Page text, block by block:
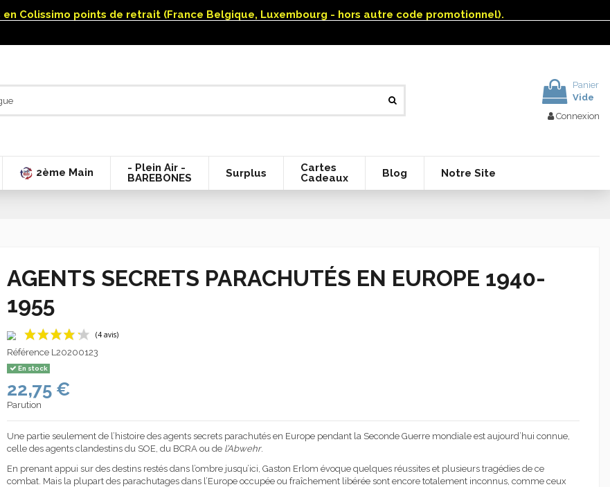
Colissimo points de retrait (France Belgique, Luxembourg - hors autre code promotionnel).
Panier
Vide
Connexion
2ème Main
- Plein Air -
BAREBONES
Surplus
Cartes
Cadeaux
Blog Notre Site
AGENTS SECRETS PARACHUTÉS EN EUROPE 1940-
1955
Référence L20200123
En stock
22,75 €
Parution
Une partie seulement de l’histoire des agents secrets parachutés en Europe pendant la Seconde Guerre mondiale est aujourd’hui connue,
celle des agents clandestins du SOE, du BCRA ou de l’Abwehr.
En prenant appui sur des destins restés dans l’ombre jusqu’ici, Gaston Erlom évoque quelques réussites et plusieurs tragédies de ce
combat. Mais la plupart des parachutages dans l’Europe occupée ou fraîchement libérée sont encore totalement inconnus, comme ceux